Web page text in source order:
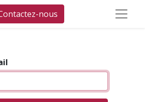
nous